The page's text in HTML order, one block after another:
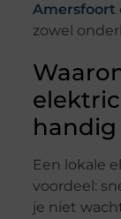
Amersfoort
zowel
handig
Een lokale
voordeel:
je niet